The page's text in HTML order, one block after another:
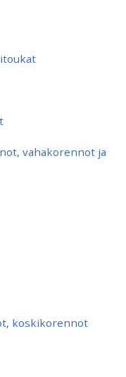
vahakorennot ja
koskikorennot